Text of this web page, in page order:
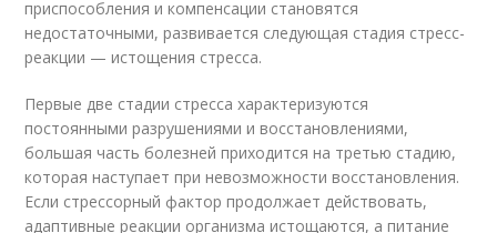
приспособления и компенсации становятся
недостаточными, развивается следующая стадия стресс-
реакции — истощения стресса.
Первые две стадии стресса характеризуются
постоянными разрушениями и восстановлениями,
большая часть болезней приходится на третью стадию,
которая наступает при невозможности восстановления.
Если стрессорный фактор продолжает действовать,
адаптивные реакции организма истощаются, а питание